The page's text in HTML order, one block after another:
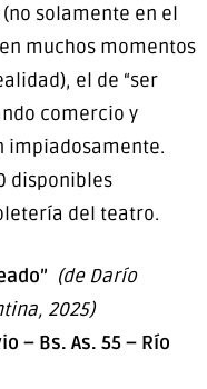
solamente en el
muchos momentos
el de “ser
comercio y
impiadosamente.
disponibles
del teatro.
(de Darío
2025)
– Bs. As. 55 – Río